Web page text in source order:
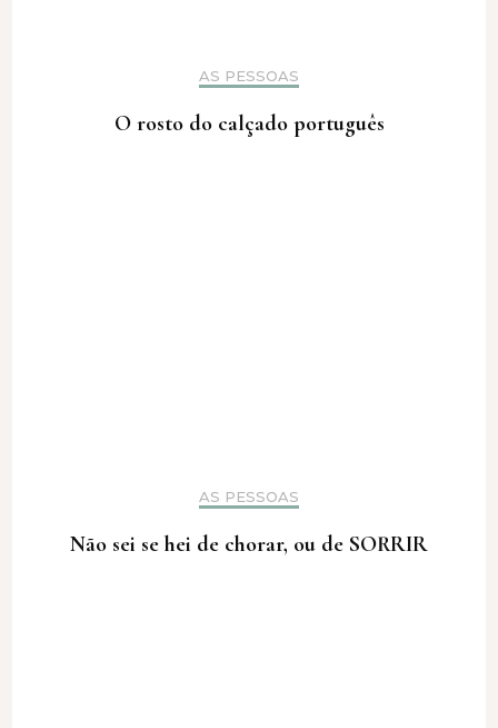
AS PESSOAS
O rosto do calçado português
AS PESSOAS
Não sei se hei de chorar, ou de SORRIR